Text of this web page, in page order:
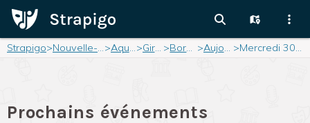
Strapigo> Nouvelle-Aquitaine> Aquitaine> Gironde > Bordeaux > Aujourd'hui > Mercredi 30 juillet 2025
Prochains événements